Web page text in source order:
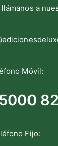
a
Móvil:
Fijo: